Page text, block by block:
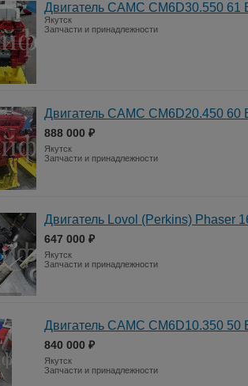
Двигатель CAMC CM6D30.550 61
Якутск
Запчасти и принадлежности
Двигатель CAMC CM6D20.450 60
888 000 ₽
Якутск
Запчасти и принадлежности
Двигатель Lovol (Perkins) Phaser
647 000 ₽
Якутск
Запчасти и принадлежности
Двигатель CAMC CM6D10.350 50
840 000 ₽
Якутск
Запчасти и принадлежности